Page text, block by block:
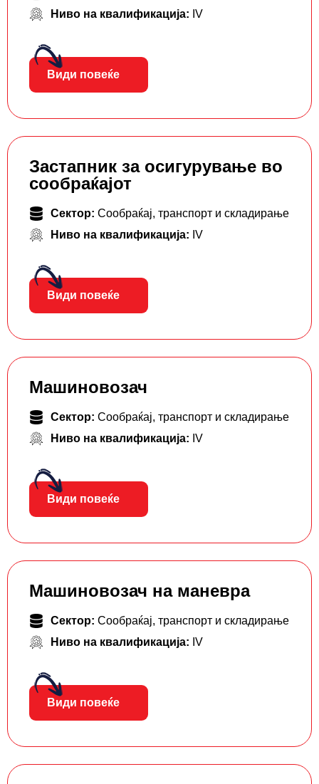
Ниво на квалификација: IV
Види повеќе
Застапник за осигурување во
сообраќајот
Сектор: Сообраќај, транспорт и складирање
Ниво на квалификација: IV
Види повеќе
Машиновозач
Сектор: Сообраќај, транспорт и складирање
Ниво на квалификација: IV
Види повеќе
Машиновозач на маневра
Сектор: Сообраќај, транспорт и складирање
Ниво на квалификација: IV
Види повеќе